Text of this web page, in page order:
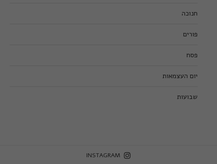
חנוכה
פורים
פסח
יום העצמאות
שבועות
INSTAGRAM